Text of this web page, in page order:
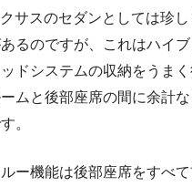
サスのセダンとしては珍
るのですが、これはハイ
ドシステムの収納をうま
ムと後部座席の間に余計
。
ー機能は後部座席をすべ